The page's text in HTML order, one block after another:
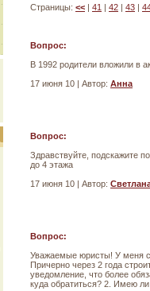
Страницы: << | 41 | 42 | 43 |
Вопрос:
В 1992 родители вложили в
17 июня 10 | Автор: Анна
Вопрос:
Здравствуйте, подскажите
до 4 этажа
17 июня 10 | Автор:
Вопрос:
Уважаемые юристы! У меня
Причерно через 2 года
уведомление, что более
куда обратиться? 2. Имею